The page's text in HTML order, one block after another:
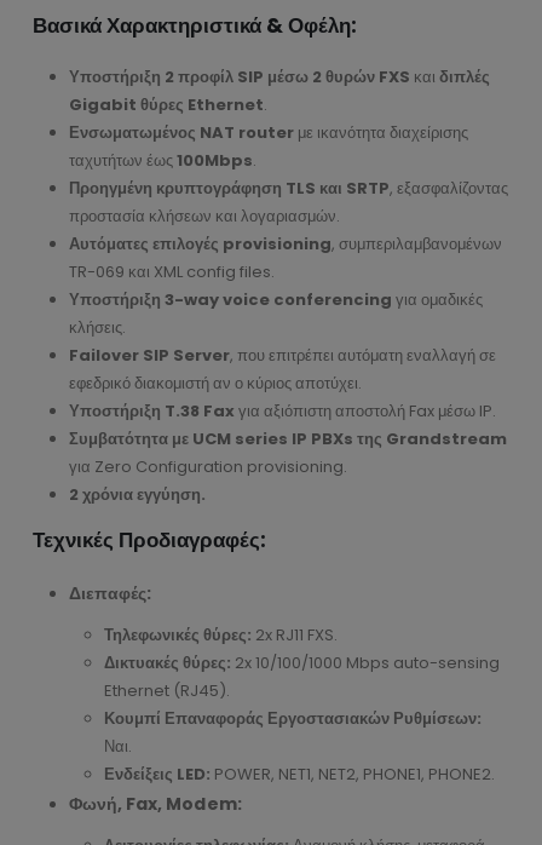
Βασικά Χαρακτηριστικά & Οφέλη:
Υποστήριξη 2 προφίλ SIP μέσω 2 θυρών FXS και διπλές
Gigabit θύρες Ethernet.
Ενσωματωμένος NAT routerμε ικανότητα διαχείρισης
ταχυτήτων έως100Mbps.
Προηγμένη κρυπτογράφηση TLS και SRTP, εξασφαλίζοντας
προστασία κλήσεων και λογαριασμών.
Αυτόματες επιλογές provisioning, συμπεριλαμβανομένων
TR-069 και XML config files.
Υποστήριξη 3-way voice conferencing για ομαδικές
κλήσεις.
Failover SIP Server, που επιτρέπει αυτόματη εναλλαγή σε
εφεδρικό διακομιστή αν ο κύριος αποτύχει.
Υποστήριξη T.38 Fax για αξιόπιστη αποστολή Fax μέσω IP.
Συμβατότητα με UCM series IP PBXs της Grandstream
για Zero Configuration provisioning.
2 χρόνια εγγύηση.
Τεχνικές Προδιαγραφές:
Διεπαφές:
Τηλεφωνικές θύρες: 2x RJ11 FXS.
Δικτυακές θύρες: 2x 10/100/1000 Mbps auto-sensing
Ethernet (RJ45).
Κουμπί Επαναφοράς Εργοστασιακών Ρυθμίσεων:
Ναι.
Ενδείξεις LED: POWER, NET1, NET2, PHONE1, PHONE2.
Φωνή, Fax, Modem: